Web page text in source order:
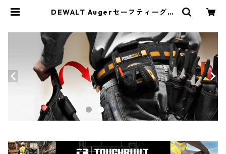
DEWALT Augerセーフティーグラ